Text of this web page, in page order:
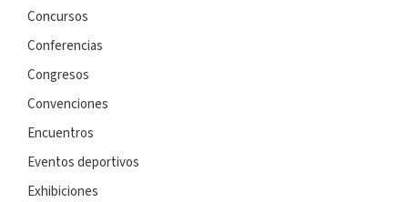
Concursos
Conferencias
Congresos
Convenciones
Encuentros
Eventos deportivos
Exhibiciones